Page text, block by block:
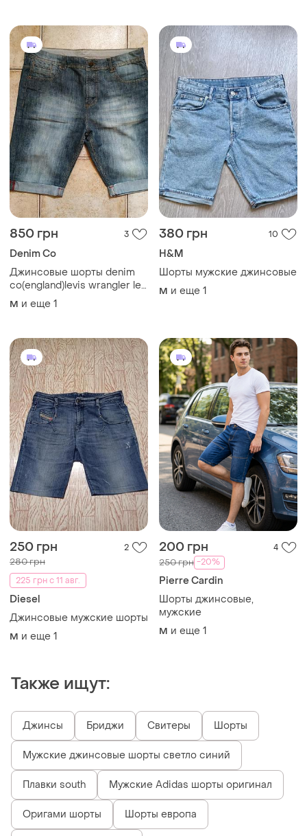
850 грн 3
Denim Co
Джинсовые шорты denim
co(england)levis wrangler lee
mustang camel dsquared2
colins g-star river island jack
quiksilver cat
M и еще 1
380 грн 10
H&M
Шорты мужские джинсовые
M и еще 1
250 грн 2
280 грн
225 грн с 11 авг.
Diesel
Джинсовые мужские шорты
M и еще 1
200 грн 4
250 грн -20%
Pierre Cardin
Шорты джинсовые,
мужские
M и еще 1
Также ищут:
Джинсы Бриджи Свитеры Шорты
Мужские джинсовые шорты светло синий
Плавки south Мужские Adidas шорты оригинал
Оригами шорты Шорты европа